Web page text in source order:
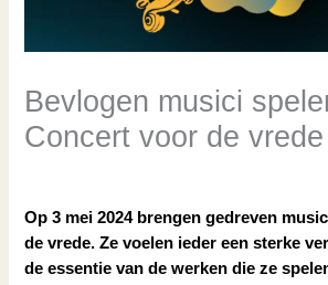
Bevlogen musici
Concert voor de vrede
Op 3 mei 2024 brengen gedreven
de vrede. Ze voelen ieder een sterke
de essentie van de werken die ze